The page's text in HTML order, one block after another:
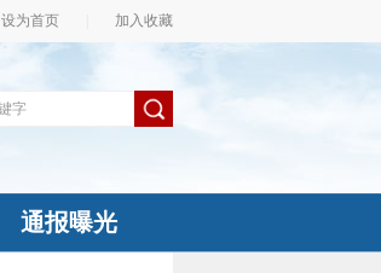
设为首页 加入收藏
通报曝光